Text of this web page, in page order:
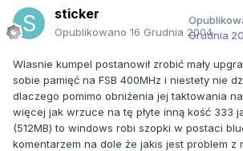
sticker
Opublikowano 16 Grudnia 2004
Grudnia
Wlasnie kumpel postanowił zrobić mały
sobie pamięć na FSB 400MHz i niestety nie
dlaczego pomimo obniżenia jej taktowania
więcej jak wrzuce na tę płyte inną kość 333
(512MB) to windows robi szopki w postaci
komentarzem na dole że jakis jest problem z